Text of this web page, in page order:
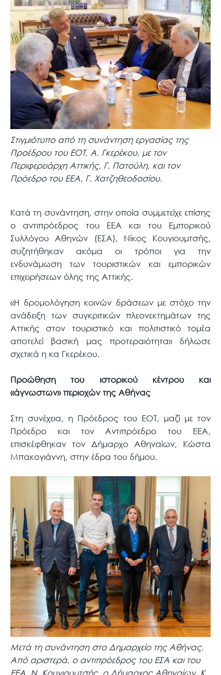
Στιγμιότυπο από τη συνάντηση εργασίας της
Προέδρου του ΕΟΤ, Α. Γκερέκου, με τον
Περιφερειάρχη Αττικής, Γ. Πατούλη, και τον
Πρόεδρο του ΕΕΑ, Γ. Χατζηθεοδοσίου.
Κατά τη συνάντηση, στην οποία συμμετείχε επίσης
ο αντιπρόεδρος του ΕΕΑ και του Εμπορικού
Συλλόγου Αθηνών (ΕΣΑ), Νίκος Κουγιουμτσής,
συζητήθηκαν ακόμα οι τρόποι για την
ενδυνάμωση των τουριστικών και εμπορικών
επιχειρήσεων όλης της Αττικής.
«Η δρομολόγηση κοινών δράσεων με στόχο την
ανάδειξη των συγκριτικών πλεονεκτημάτων της
Αττικής στον τουριστικό και πολιτιστικό τομέα
αποτελεί βασική μας προτεραιότητα» δήλωσε
σχετικά η κα Γκερέκου.
Προώθηση του ιστορικού κέντρου και
«άγνωστων» περιοχών της Αθήνας
Στη συνέχεια, η Πρόεδρος του ΕΟΤ, μαζί με τον
Πρόεδρο και τον Αντιπρόεδρο του ΕΕΑ,
επισκέφθηκαν τον Δήμαρχο Αθηναίων, Κώστα
Μπακογιάννη, στην έδρα του δήμου.
Μετά τη συνάντηση στο Δημαρχείο της Αθήνας.
Από αριστερά, ο αντιπρόεδρος του ΕΣΑ και του
ΕΕΑ, Ν. Κουγιουμτσής, ο Δήμαρχος Αθηναίων, Κ.